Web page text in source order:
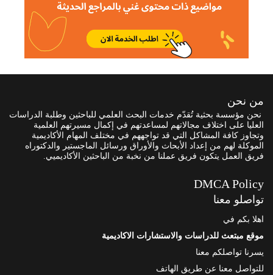
من نحن
نحن مؤسسة بحثية تُقدّم خدمات البحث العلمي للباحثين وطلبة الدراسات
العليا على اختلاف مجالاتهم لمساعدتهم في إكمال مسيرتهم العلمية
وتجاوز كافة المشاكل التي قد تواجههم في مختلف المهام الأكاديمية
الموكلة لهم من إعداد الأبحاث والأوراق ورسائل الماجستير والدكتوراه
فريق العمل يتكون فريق عملنا من نخبة من الباحثين الأكاديميي.
DMCA Policy
تواصلو معنا
اهلا بكم في
موقع مبتعث للدراسات والاستشارات الاكاديمية
يسرنا تواصلكم معنا
للتواصل معنا عن طريق الهاتف